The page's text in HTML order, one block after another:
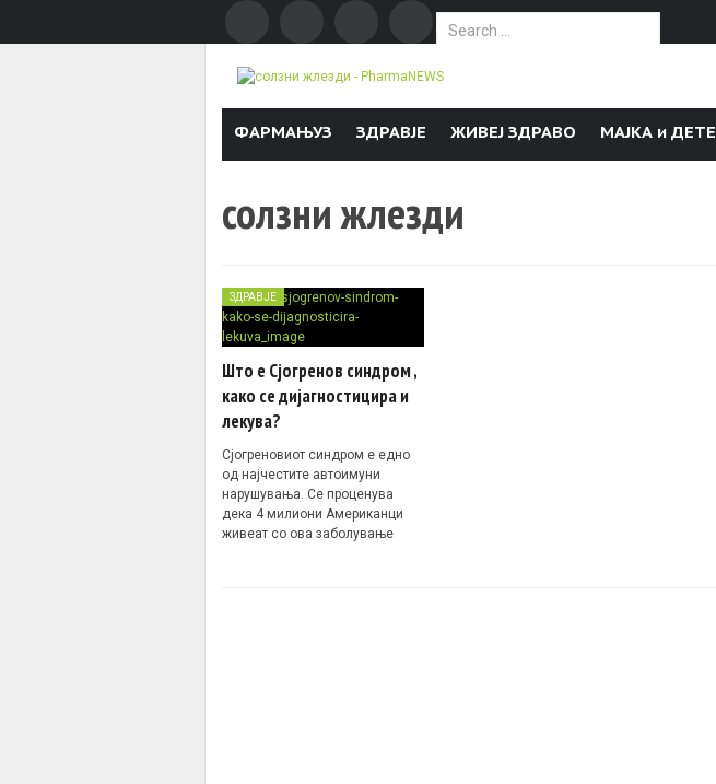
Search for:
ФАРМАЊУЗ ЗДРАВЈЕ ЖИВЕЈ ЗДРАВО МАЈКА и ДЕТЕ
солзни жлезди
ЗДРАВЈЕ
Што е Сјогренов синдром ,
како се дијагностицира и
лекува?
Сјогреновиот синдром е едно
од најчестите автоимуни
нарушувања. Се проценува
дека 4 милиони Американци
живеат со ова заболување